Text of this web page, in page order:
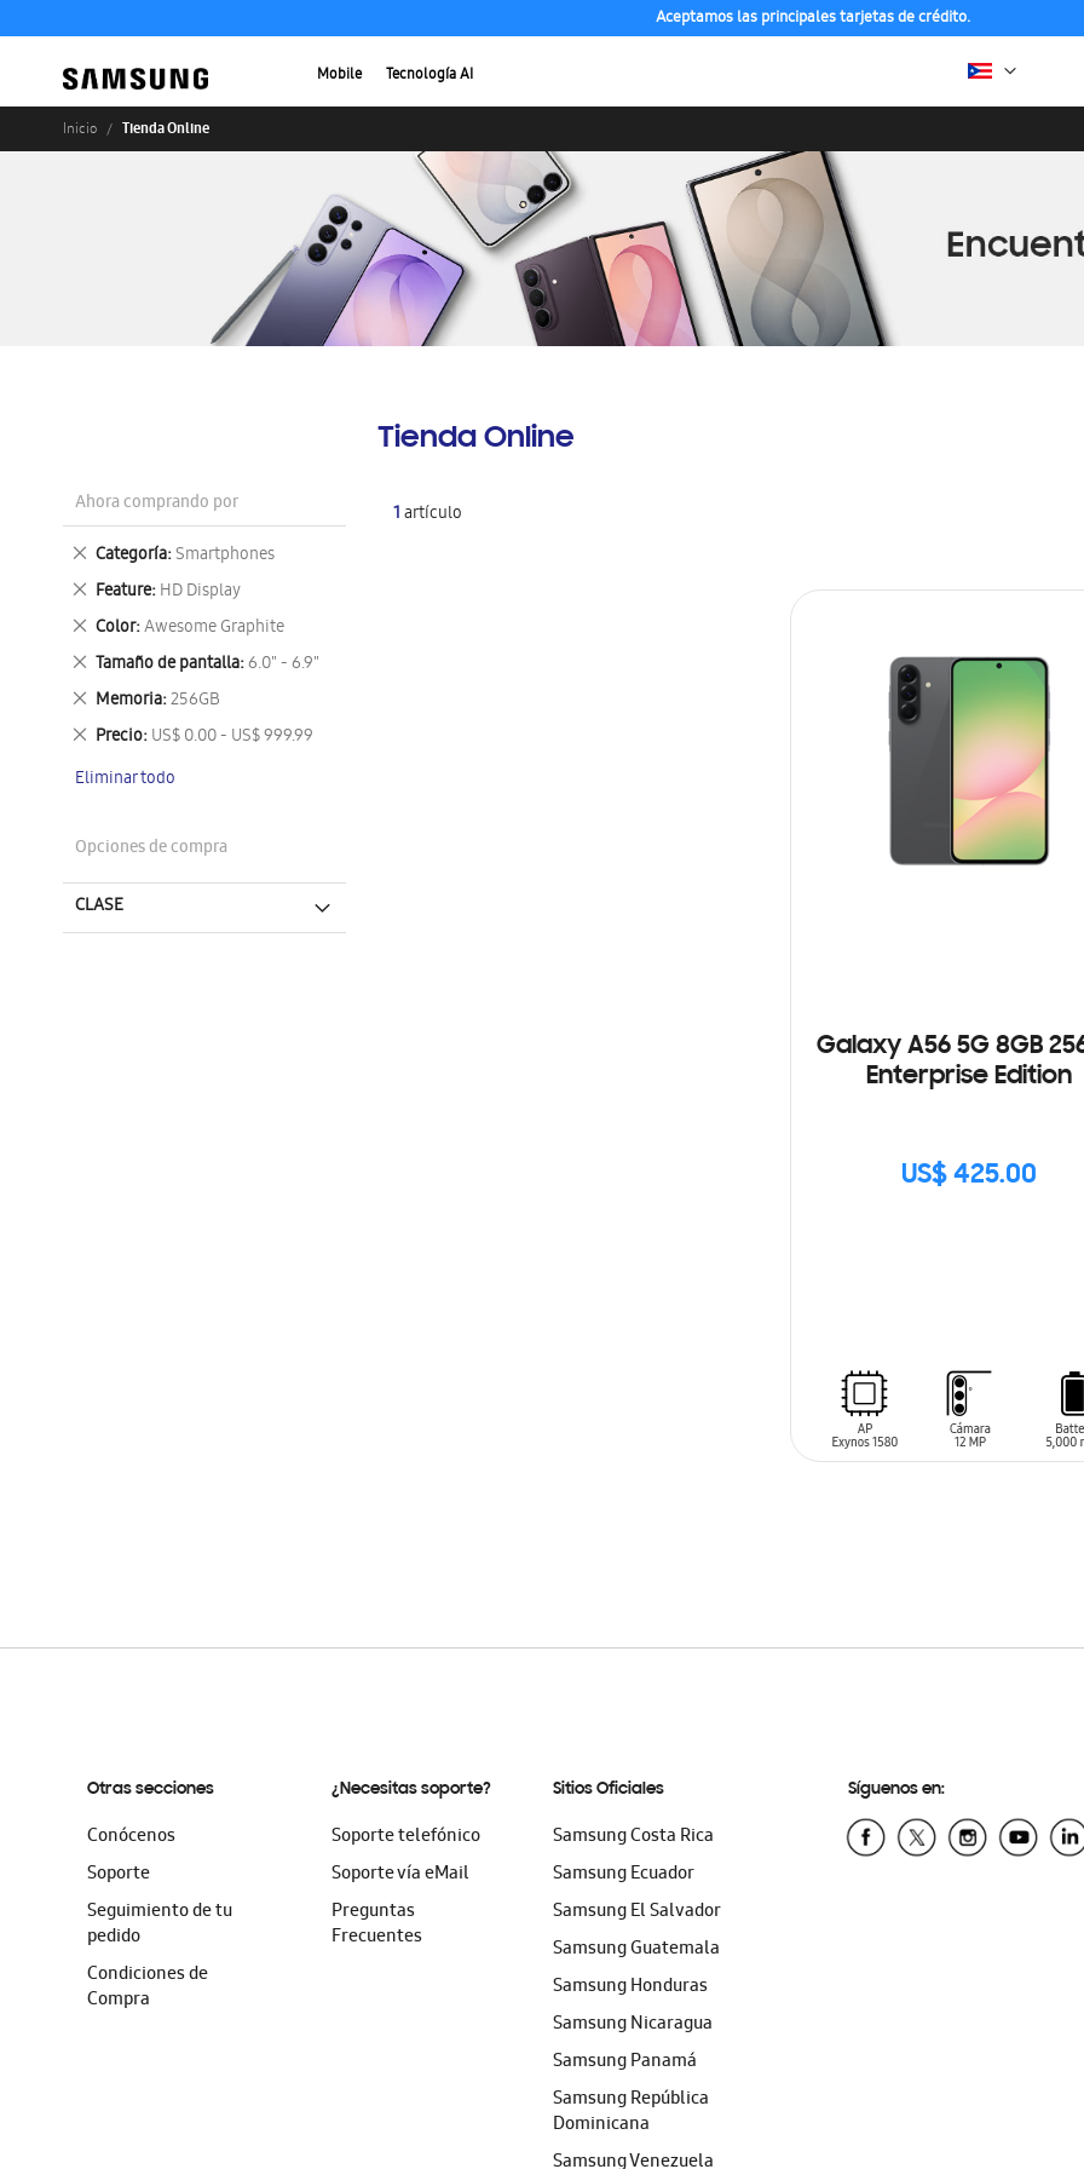
Aceptamos las principales tarjetas de crédito.
Mobile Tecnología AI
Inicio Tienda Online
Tienda Online
1artículo
Galaxy A56 5G 8GB
Enterprise Edition
US$ 425.00
SIN
Ahora comprando por
Categoría Smartphones
Eliminar
este
artículo
Feature HD Display
Eliminar
este
artículo
Color Awesome Graphite
Eliminar
este
artículo
Tamaño de pantalla 6.0" - 6.9"
Eliminar
este
artículo
Memoria 256GB
Eliminar
este
artículo
Precio US$ 0.00 - US$ 999.99
Eliminar
artículo
Eliminar todo
Opciones de compra
CLASE
Otras secciones
Conócenos
Soporte
Seguimiento de tu
pedido
Condiciones de
Compra
¿Necesitas soporte?
Soporte telefónico
Soporte vía eMail
Preguntas
Frecuentes
Sitios Oficiales
Samsung Costa Rica
Samsung Ecuador
Samsung El Salvador
Samsung Guatemala
Samsung Honduras
Samsung Nicaragua
Samsung Panamá
Samsung República
Dominicana
Samsung Venezuela
Síguenos en: